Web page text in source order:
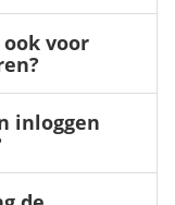
voor
inloggen